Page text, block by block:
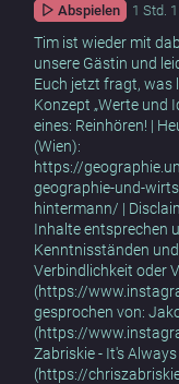
Abspielen 1 Std.
Tim ist wieder mit
unsere Gästin und
Euch jetzt fragt, was
Konzept „Werte und
eines: Reinhören! |
(Wien):
https://
geographie-und-
hintermann/ |
Inhalte entsprechen
Kenntnisständen
Verbindlichkeit oder
(https://
gesprochen von:
(https://
Zabriskie - It's
(https://